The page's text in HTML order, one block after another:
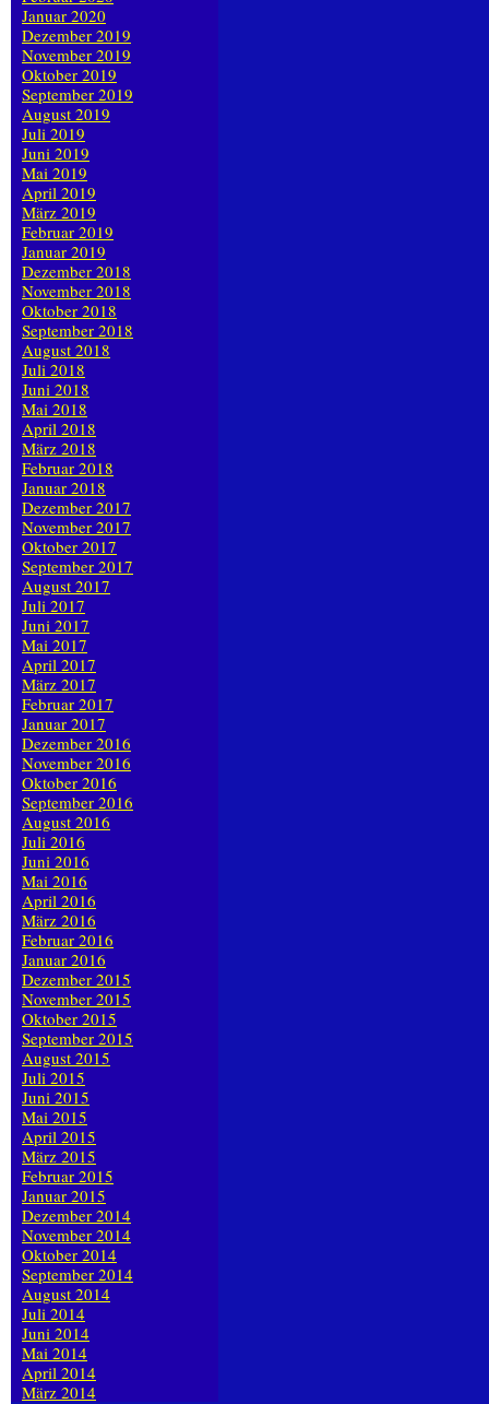
Januar 2020
Dezember 2019
November 2019
Oktober 2019
September 2019
August 2019
Juli 2019
Juni 2019
Mai 2019
April 2019
März 2019
Februar 2019
Januar 2019
Dezember 2018
November 2018
Oktober 2018
September 2018
August 2018
Juli 2018
Juni 2018
Mai 2018
April 2018
März 2018
Februar 2018
Januar 2018
Dezember 2017
November 2017
Oktober 2017
September 2017
August 2017
Juli 2017
Juni 2017
Mai 2017
April 2017
März 2017
Februar 2017
Januar 2017
Dezember 2016
November 2016
Oktober 2016
September 2016
August 2016
Juli 2016
Juni 2016
Mai 2016
April 2016
März 2016
Februar 2016
Januar 2016
Dezember 2015
November 2015
Oktober 2015
September 2015
August 2015
Juli 2015
Juni 2015
Mai 2015
April 2015
März 2015
Februar 2015
Januar 2015
Dezember 2014
November 2014
Oktober 2014
September 2014
August 2014
Juli 2014
Juni 2014
Mai 2014
April 2014
März 2014